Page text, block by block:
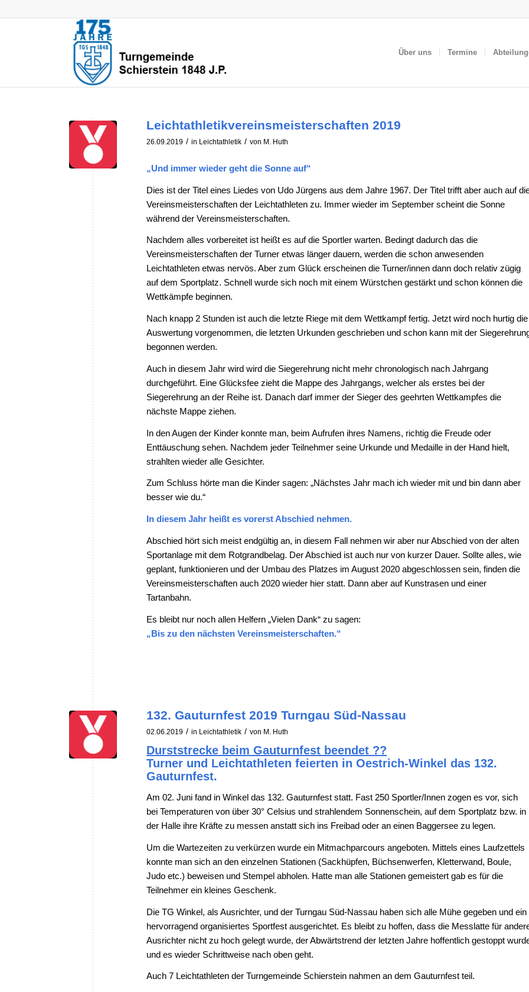
Über uns Termine
Leichtathletikvereinsmeisterschaften 2019
26.09.2019 / in Leichtathletik / von M. Huth
„Und immer wieder geht die Sonne auf“
Dies ist der Titel eines Liedes von Udo Jürgens aus dem Jahre 1967. Der Titel trifft aber auch auf
Vereinsmeisterschaften der Leichtathleten zu. Immer wieder im September scheint die Sonne
während der Vereinsmeisterschaften.
Nachdem alles vorbereitet ist heißt es auf die Sportler warten. Bedingt dadurch das die
Vereinsmeisterschaften der Turner etwas länger dauern, werden die schon anwesenden
Leichtathleten etwas nervös. Aber zum Glück erscheinen die Turner/innen dann doch relativ zügig
auf dem Sportplatz. Schnell wurde sich noch mit einem Würstchen gestärkt und schon können die
Wettkämpfe beginnen.
Nach knapp 2 Stunden ist auch die letzte Riege mit dem Wettkampf fertig. Jetzt wird noch hurtig die
Auswertung vorgenommen, die letzten Urkunden geschrieben und schon kann mit der
begonnen werden.
Auch in diesem Jahr wird wird die Siegerehrung nicht mehr chronologisch nach Jahrgang
durchgeführt. Eine Glücksfee zieht die Mappe des Jahrgangs, welcher als erstes bei der
Siegerehrung an der Reihe ist. Danach darf immer der Sieger des geehrten Wettkampfes die
nächste Mappe ziehen.
In den Augen der Kinder konnte man, beim Aufrufen ihres Namens, richtig die Freude oder
Enttäuschung sehen. Nachdem jeder Teilnehmer seine Urkunde und Medaille in der Hand hielt,
strahlten wieder alle Gesichter.
Zum Schluss hörte man die Kinder sagen: „Nächstes Jahr mach ich wieder mit und bin dann aber
besser wie du.“
In diesem Jahr heißt es vorerst Abschied nehmen.
Abschied hört sich meist endgültig an, in diesem Fall nehmen wir aber nur Abschied von der alten
Sportanlage mit dem Rotgrandbelag. Der Abschied ist auch nur von kurzer Dauer. Sollte alles, wie
geplant, funktionieren und der Umbau des Platzes im August 2020 abgeschlossen sein, finden die
Vereinsmeisterschaften auch 2020 wieder hier statt. Dann aber auf Kunstrasen und einer
Tartanbahn.
Es bleibt nur noch allen Helfern „Vielen Dank“ zu sagen:
„Bis zu den nächsten Vereinsmeisterschaften.“
132. Gauturnfest 2019 Turngau Süd-Nassau
02.06.2019 / in Leichtathletik / von M. Huth
Durststrecke beim Gauturnfest beendet ??
Turner und Leichtathleten feierten in Oestrich-Winkel das 132.
Gauturnfest.
Am 02. Juni fand in Winkel das 132. Gauturnfest statt. Fast 250 Sportler/Innen zogen es vor, sich
bei Temperaturen von über 30° Celsius und strahlendem Sonnenschein, auf dem Sportplatz bzw. in
der Halle ihre Kräfte zu messen anstatt sich ins Freibad oder an einen Baggersee zu legen.
Um die Wartezeiten zu verkürzen wurde ein Mitmachparcours angeboten. Mittels eines Laufzettels
konnte man sich an den einzelnen Stationen (Sackhüpfen, Büchsenwerfen, Kletterwand, Boule,
Judo etc.) beweisen und Stempel abholen. Hatte man alle Stationen gemeistert gab es für die
Teilnehmer ein kleines Geschenk.
Die TG Winkel, als Ausrichter, und der Turngau Süd-Nassau haben sich alle Mühe gegeben und ein
hervorragend organisiertes Sportfest ausgerichtet. Es bleibt zu hoffen, dass die Messlatte für
Ausrichter nicht zu hoch gelegt wurde, der Abwärtstrend der letzten Jahre hoffentlich gestoppt
und es wieder Schrittweise nach oben geht.
Auch 7 Leichtathleten der Turngemeinde Schierstein nahmen an dem Gauturnfest teil.